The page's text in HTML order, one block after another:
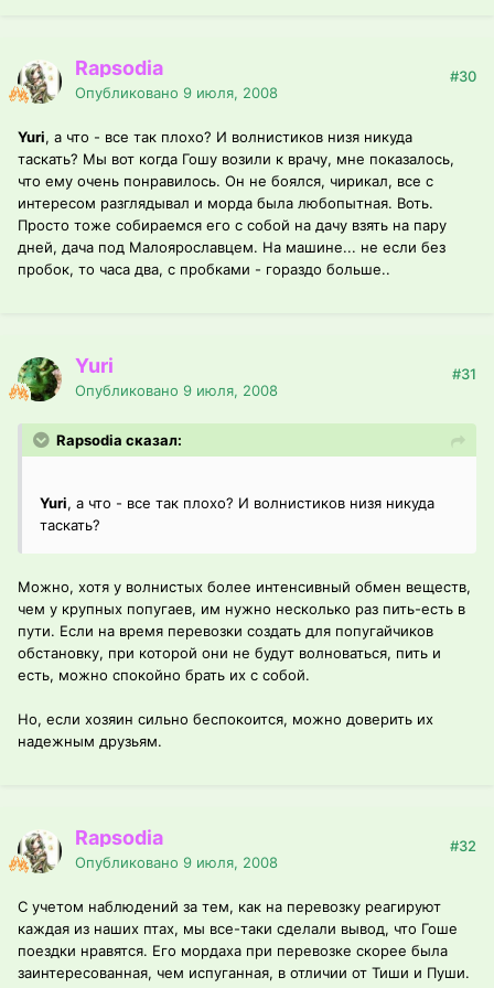
Rapsodia
Опубликовано 9 июля, 2008
#30
Yuri, а что - все так плохо? И волнистиков низя никуда
таскать? Мы вот когда Гошу возили к врачу, мне показалось,
что ему очень понравилось. Он не боялся, чирикал, все с
интересом разглядывал и морда была любопытная. Воть.
Просто тоже собираемся его с собой на дачу взять на пару
дней, дача под Малоярославцем. На машине... не если без
пробок, то часа два, с пробками - гораздо больше..
Yuri
Опубликовано 9 июля, 2008
#31
Rapsodia сказал:
Yuri, а что - все так плохо? И волнистиков низя никуда
таскать?
Можно, хотя у волнистых более интенсивный обмен веществ,
чем у крупных попугаев, им нужно несколько раз пить-есть в
пути. Если на время перевозки создать для попугайчиков
обстановку, при которой они не будут волноваться, пить и
есть, можно спокойно брать их с собой.
Но, если хозяин сильно беспокоится, можно доверить их
надежным друзьям.
Rapsodia
Опубликовано 9 июля, 2008
#32
С учетом наблюдений за тем, как на перевозку реагируют
каждая из наших птах, мы все-таки сделали вывод, что Гоше
поездки нравятся. Его мордаха при перевозке скорее была
заинтересованная, чем испуганная, в отличии от Тиши и Пуши.